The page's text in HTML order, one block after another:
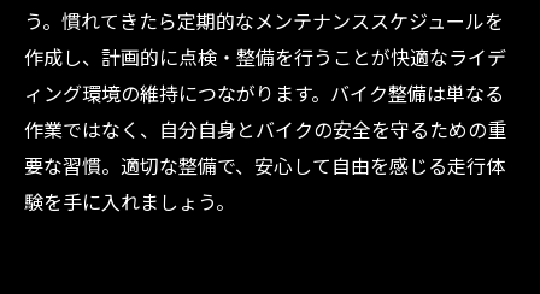
う。慣れてきたら定期的なメンテナンススケジュールを
作成し、計画的に点検・整備を行うことが快適なライデ
ィング環境の維持につながります。バイク整備は単なる
作業ではなく、自分自身とバイクの安全を守るための重
要な習慣。適切な整備で、安心して自由を感じる走行体
験を手に入れましょう。